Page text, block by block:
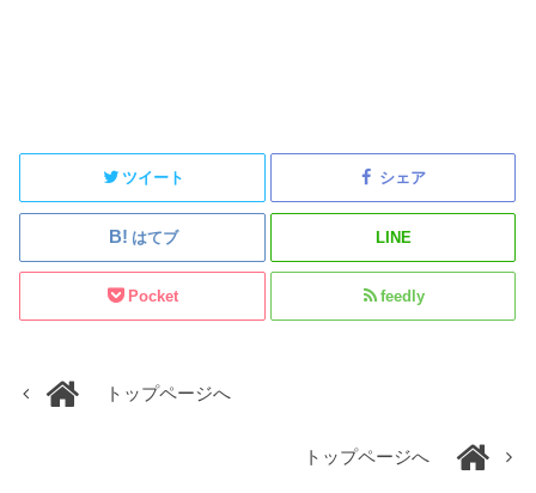
ツイート シェア
はてブ LINE
Pocket feedly
トップページへ
トップページへ